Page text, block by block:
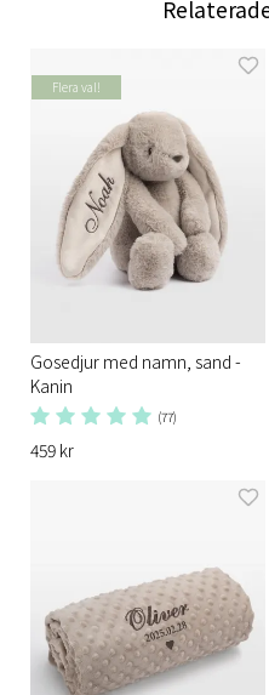
Flera val!
Gosedjur med namn, sand -
Kanin
(77)
459 kr